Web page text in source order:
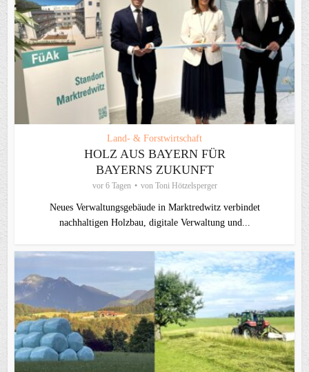
Land- & Forstwirtschaft
HOLZ AUS BAYERN FÜR
BAYERNS ZUKUNFT
vor 6 Tagen von Toni Hötzelsperger
Neues Verwaltungsgebäude in Marktredwitz verbindet
nachhaltigen Holzbau, digitale Verwaltung und...